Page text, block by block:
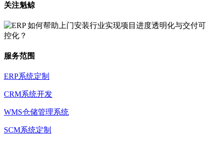
关注魁鲸
服务范围
ERP系统定制
CRM系统开发
WMS仓储管理系统
SCM系统定制